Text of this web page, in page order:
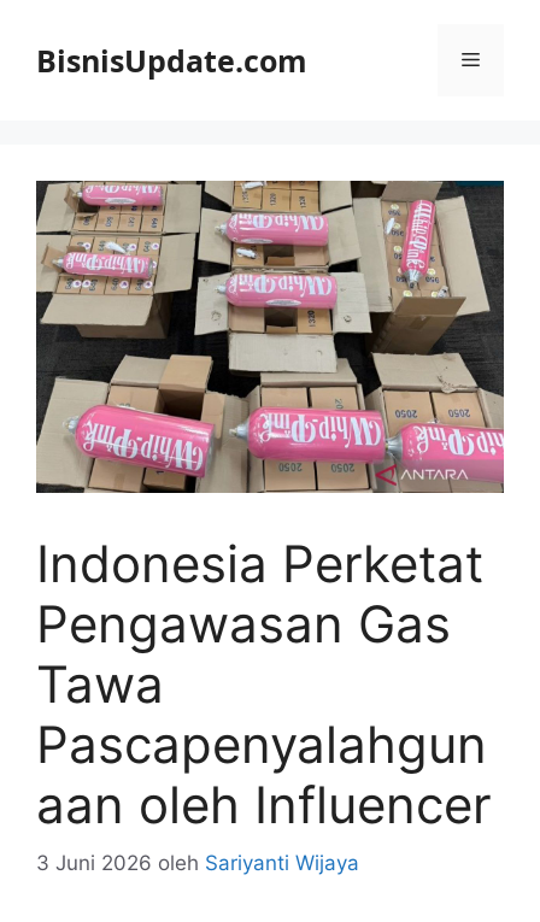
BisnisUpdate.com Menu
Indonesia Perketat
Pengawasan Gas
Tawa
Pascapenyalahgun
aan oleh Influencer
3 Juni 2026 oleh Sariyanti Wijaya